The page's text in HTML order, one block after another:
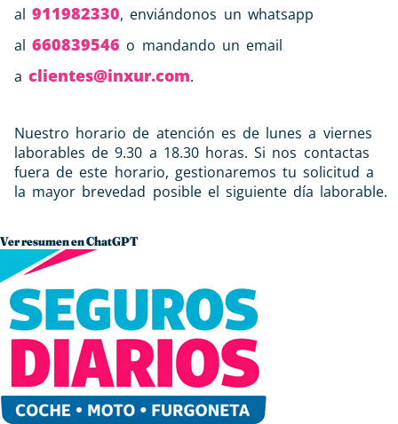
al911982330, enviándonos un whatsapp
al660839546 o mandando un email
aclientes@inxur.com.
Nuestro horario de atención es de lunes a viernes
laborables de 9.30 a 18.30 horas. Si nos contactas
fuera de este horario, gestionaremos tu solicitud a
la mayor brevedad posible el siguiente día laborable.
Ver resumen en ChatGPT